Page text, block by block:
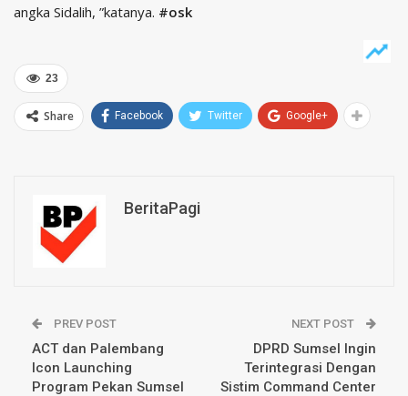
angka Sidalih, ”katanya. #osk
23
Share Facebook Twitter Google+
BeritaPagi
PREV POST
ACT dan Palembang
Icon Launching
Program Pekan Sumsel
NEXT POST
DPRD Sumsel Ingin
Terintegrasi Dengan
Sistim Command Center